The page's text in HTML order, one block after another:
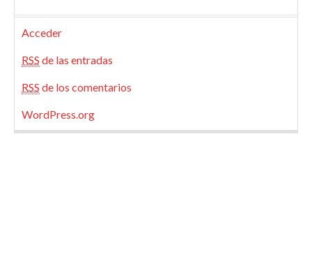
Acceder
RSS de las entradas
RSS de los comentarios
WordPress.org